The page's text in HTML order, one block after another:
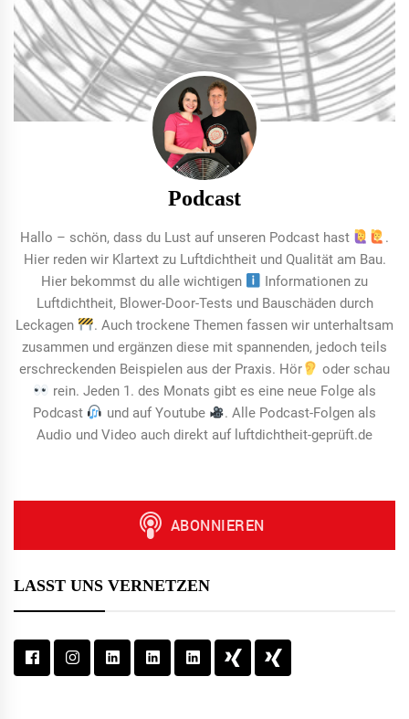
Podcast
Hallo – schön, dass du Lust auf unseren Podcast hast
.
Hier reden wir Klartext zu Luftdichtheit und Qualität am Bau.
Hier bekommst du alle wichtigen
Informationen zu
Luftdichtheit, Blower-Door-Tests und Bauschäden durch
Leckagen
. Auch trockene Themen fassen wir unterhaltsam
zusammen und ergänzen diese mit spannenden, jedoch teils
erschreckenden Beispielen aus der Praxis. Hör
oder schau
rein. Jeden 1. des Monats gibt es eine neue Folge als
Podcast
und auf Youtube
. Alle Podcast-Folgen als
Audio und Video auch direkt auf luftdichtheit-geprüft.de
LASST UNS VERNETZEN